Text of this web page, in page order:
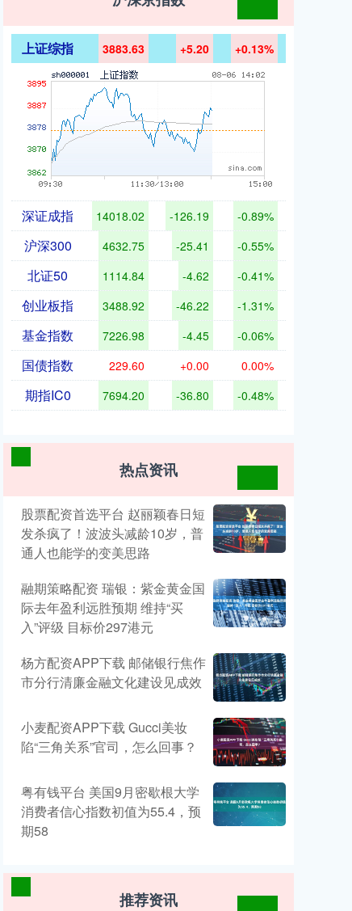
上证综指 3883.63 +5.20 +0.13%
深证成指 14018.02 -126.19 -0.89%
沪深300 4632.75 -25.41 -0.55%
北证50 1114.84 -4.62 -0.41%
创业板指 3488.92 -46.22 -1.31%
基金指数 7226.98 -4.45 -0.06%
国债指数 229.60 +0.00 0.00%
期指IC0 7694.20 -36.80 -0.48%
热点资讯
股票配资首选平台 赵丽颖春日短
发杀疯了！波波头减龄10岁，普
通人也能学的变美思路
融期策略配资 瑞银：紫金黄金国
际去年盈利远胜预期 维持“买
入”评级 目标价297港元
杨方配资APP下载 邮储银行焦作
市分行清廉金融文化建设见成效
小麦配资APP下载 Gucci美妆
陷“三角关系”官司，怎么回事？
粤有钱平台 美国9月密歇根大学
消费者信心指数初值为55.4，预
期58
推荐资讯